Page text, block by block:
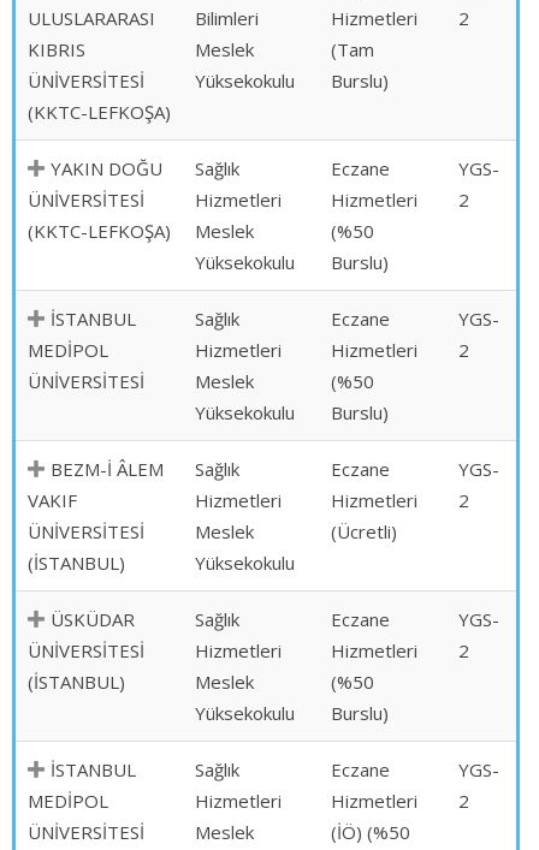
ULUSLARARASI
KIBRIS
ÜNİVERSİTESİ
(KKTC-LEFKOŞA)
Bilimleri
Meslek
Yüksekokulu
Hizmetleri
(Tam
Burslu)
2
YAKIN DOĞU
ÜNİVERSİTESİ
(KKTC-LEFKOŞA)
Sağlık
Hizmetleri
Meslek
Yüksekokulu
Eczane
Hizmetleri
(%50
Burslu)
YGS-
2
İSTANBUL
MEDİPOL
ÜNİVERSİTESİ
Sağlık
Hizmetleri
Meslek
Yüksekokulu
Eczane
Hizmetleri
(%50
Burslu)
YGS-
2
BEZM-İ ÂLEM
VAKIF
ÜNİVERSİTESİ
(İSTANBUL)
Sağlık
Hizmetleri
Meslek
Yüksekokulu
Eczane
Hizmetleri
(Ücretli)
YGS-
2
ÜSKÜDAR
ÜNİVERSİTESİ
(İSTANBUL)
Sağlık
Hizmetleri
Meslek
Yüksekokulu
Eczane
Hizmetleri
(%50
Burslu)
YGS-
2
İSTANBUL
MEDİPOL
ÜNİVERSİTESİ
Sağlık
Hizmetleri
Meslek
Eczane
Hizmetleri
(İÖ) (%50
YGS-
2